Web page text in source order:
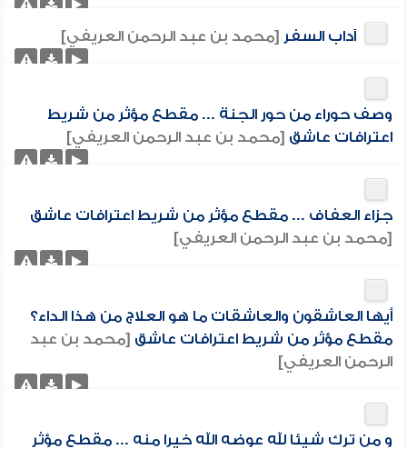
آداب السفر [محمد بن عبد الرحمن العريفي]
وصف حوراء من حور الجنة ... مقطع مؤثر من شريط
اعترافات عاشق [محمد بن عبد الرحمن العريفي]
جزاء العفاف ... مقطع مؤثر من شريط اعترافات عاشق
[محمد بن عبد الرحمن العريفي]
أيها العاشقون والعاشقات ما هو العلاج من هذا الداء؟
مقطع مؤثر من شريط اعترافات عاشق [محمد بن عبد
الرحمن العريفي]
و من ترك شيئا لله عوضه الله خيرا منه ... مقطع مؤثر